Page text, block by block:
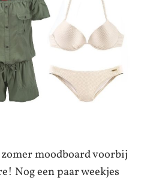
moodboard voorbij
Nog een paar weekjes